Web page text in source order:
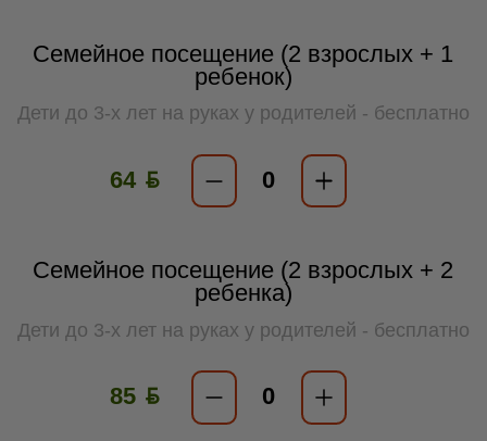
Семейное посещение (2 взрослых + 1
ребенок)
Дети до 3-х лет на руках у родителей - бесплатно
64 ƃ
Семейное посещение (2 взрослых + 2
ребенка)
Дети до 3-х лет на руках у родителей - бесплатно
85 ƃ